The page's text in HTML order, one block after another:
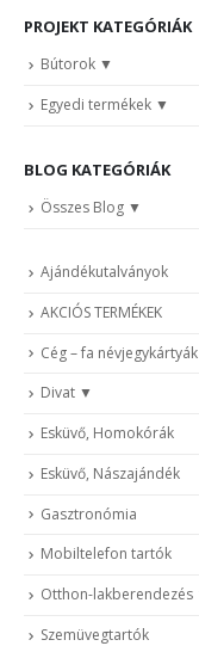
PROJEKT KATEGÓRIÁK
Bútorok
Egyedi termékek
BLOG KATEGÓRIÁK
Összes Blog
Ajándékutalványok
AKCIÓS TERMÉKEK
Cég – fa névjegykártyák
Divat
Esküvő, Homokórák
Esküvő, Nászajándék
Gasztronómia
Mobiltelefon tartók
Otthon-lakberendezés
Szemüvegtartók